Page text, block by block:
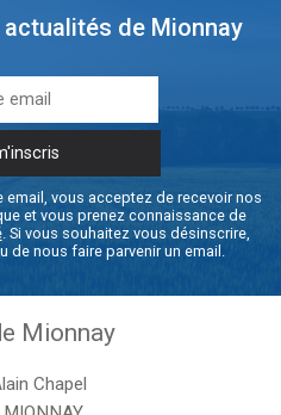
de Mionnay
email, vous acceptez de recevoir nos
et vous prenez connaissance de
. Si vous souhaitez vous désinscrire,
de nous faire parvenir un email.
Mionnay
Chapel